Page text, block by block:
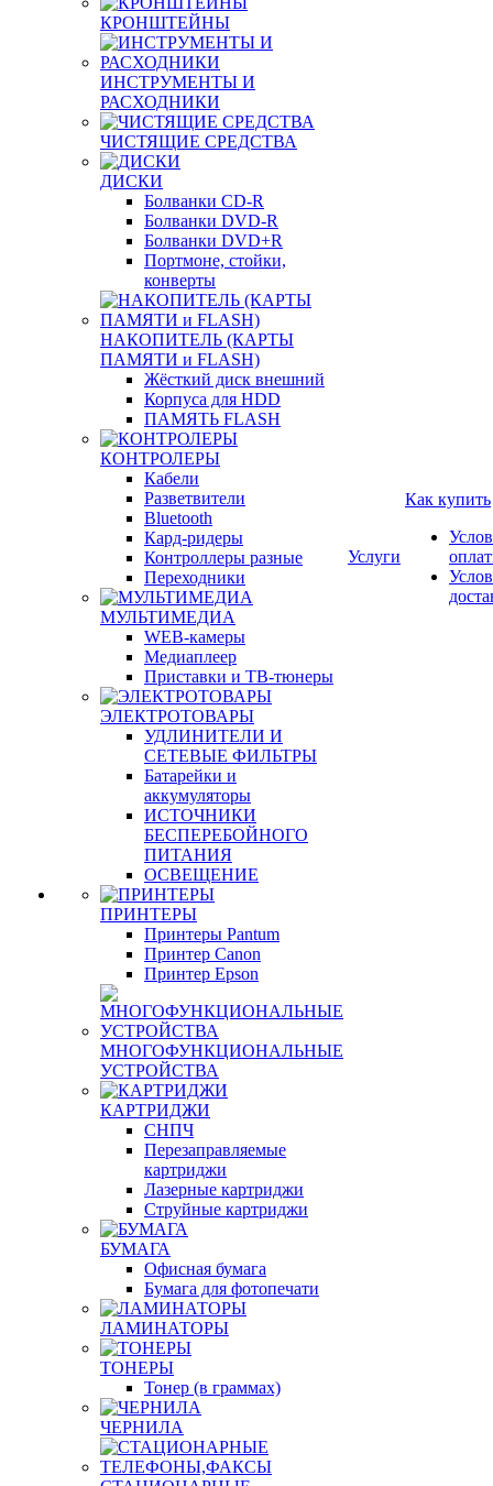
КРОНШТЕЙНЫ
ИНСТРУМЕНТЫ И
РАСХОДНИКИ
ЧИСТЯЩИЕ СРЕДСТВА
ДИСКИ
Болванки CD-R
Болванки DVD-R
Болванки DVD+R
Портмоне, стойки,
конверты
НАКОПИТЕЛЬ (КАРТЫ
ПАМЯТИ и FLASH)
Жёсткий диск внешний
Корпуса для HDD
ПАМЯТЬ FLASH
КОНТРОЛЕРЫ
Кабели
Разветвители
Bluetooth
Кард-ридеры
Контроллеры разные
Переходники
МУЛЬТИМЕДИА
WEB-камеры
Медиаплеер
Приставки и ТВ-тюнеры
ЭЛЕКТРОТОВАРЫ
УДЛИНИТЕЛИ И
СЕТЕВЫЕ ФИЛЬТРЫ
Батарейки и
аккумуляторы
ИСТОЧНИКИ
БЕСПЕРЕБОЙНОГО
ПИТАНИЯ
ОСВЕЩЕНИЕ
ПРИНТЕРЫ
Принтеры Pantum
Принтер Canon
Принтер Epson
МНОГОФУНКЦИОНАЛЬНЫЕ
УСТРОЙСТВА
КАРТРИДЖИ
СНПЧ
Перезаправляемые
картриджи
Лазерные картриджи
Струйные картриджи
БУМАГА
Офисная бумага
Бумага для фотопечати
ЛАМИНАТОРЫ
ТОНЕРЫ
Тонер (в граммах)
ЧЕРНИЛА
Услуги
Как купить